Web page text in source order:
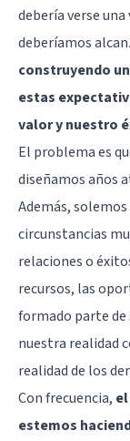
debería verse
deberíamos
construyendo
estas
valor y nuestro
El problema es
diseñamos años
Además,
circunstancias
relaciones o
recursos, las
formado parte
nuestra realidad
realidad de los
Con frecuencia,
estemos